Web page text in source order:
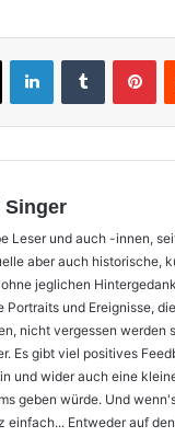
X LinkedInTumblr
Singer
Leser und auch -innen,
aber auch historische,
jeglichen
Portraits und Ereignisse,
nicht vergessen werden
Es gibt viel positives
und wider auch eine
geben würde. Und
einfach... Entweder auf